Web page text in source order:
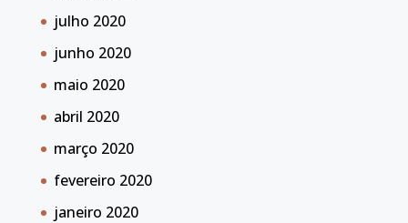
julho 2020
junho 2020
maio 2020
abril 2020
março 2020
fevereiro 2020
janeiro 2020